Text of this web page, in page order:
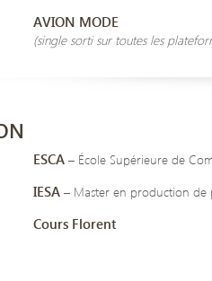
AVION MODE
(single sorti sur toutes les
ESCA – École Supérieure de
IESA– Master en production de
Cours Florent